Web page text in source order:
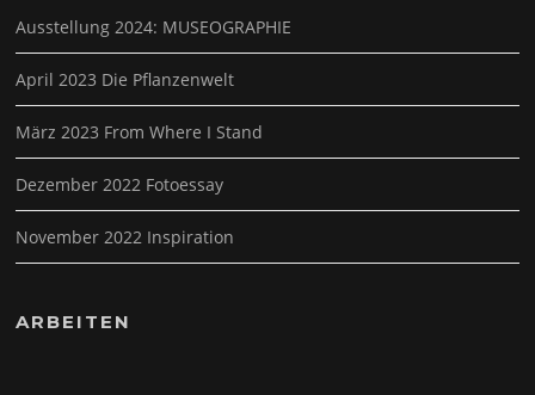
Ausstellung 2024: MUSEOGRAPHIE
April 2023 Die Pflanzenwelt
März 2023 From Where I Stand
Dezember 2022 Fotoessay
November 2022 Inspiration
ARBEITEN